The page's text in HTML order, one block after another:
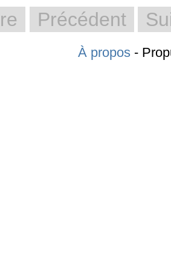
Précédent
À propos-